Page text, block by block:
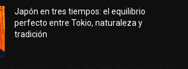
Japón en tres tiempos: el equilibrio
perfecto entre Tokio, naturaleza y
tradición